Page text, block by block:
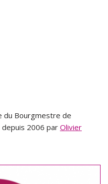
du Bourgmestre de
2006 par Olivier